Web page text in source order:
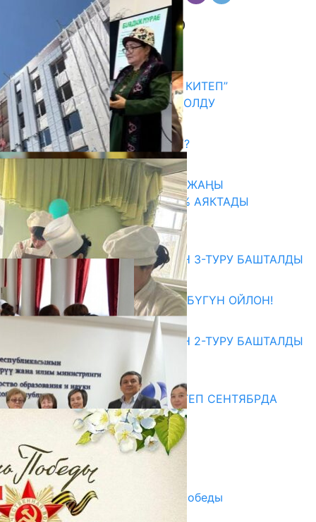
Комментарийлер
Акыркы жаңылыктар
АКЫН А.ИСМАИЛОВ “АЛТЫН КИТЕП”
СЫЙЛЫГЫНЫН ЛАУРЕАТЫ БОЛДУ
06.08.2026
САЛТТУУ БИЛИМ ӨЗГӨРӨБҮ?
06.08.2026
ТАЛАСТА УНИВЕРСИТЕТТИН ЖАҢЫ
КАМПУСУНУН КУРУЛУШУ 75% АЯКТАДЫ
06.08.2026
Абитуриент
ЖОЖДОРГО КАБЫЛ АЛУУНУН 3-ТУРУ БАШТАЛДЫ
27.07.2026
ӨЗҮҢДҮН КЕЛЕЧЕГИҢ ҮЧҮН БҮГҮН ОЙЛОН!
20.07.2026
ЖОЖДОРГО КАБЫЛ АЛУУНУН 2-ТУРУ БАШТАЛДЫ
20.07.2026
Медиа
СУЗАКТА 750 ОРУНДУУ МЕКТЕП СЕНТЯБРДА
ПАЙДАЛАНУУГА БЕРИЛЕТ
07.08.2025
Улуу Жеңиштин жандуу сөзү
29.04.2025
Награды в преддверии Дня Победы
29.04.2025